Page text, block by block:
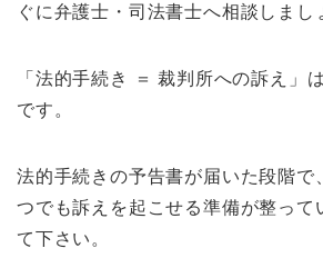
ぐに弁護士・司法書士へ相談しまし
「法的手続き ＝ 裁判所への訴え」
です。
法的手続きの予告書が届いた段階で
つでも訴えを起こせる準備が整って
て下さい。